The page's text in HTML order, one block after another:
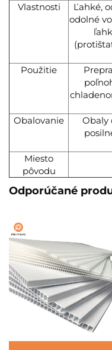
Vlastnosti
Ľahké,
odolné
Použitie
Obalovanie
Obaly
Miesto
pôvodu
Odporúčané